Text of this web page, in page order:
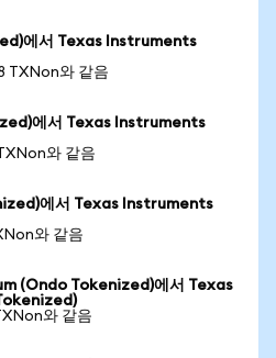
에서 Texas Instruments
TXNon와 같음
에서 Texas Instruments
와 같음
에서 Texas Instruments
와 같음
(Ondo Tokenized)에서 Texas
와 같음